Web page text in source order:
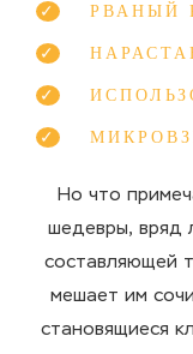
РВАНЫЙ
Но что
шедевры, вряд
составляющей
мешает им
становящиеся